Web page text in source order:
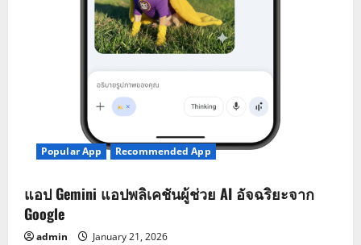
Popular App Recommended App
แอป Gemini แอปพลิเคชันผู้ช่วย AI อัจฉริยะจาก
Google
admin January 21, 2026